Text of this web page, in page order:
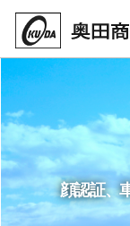
顔認証、